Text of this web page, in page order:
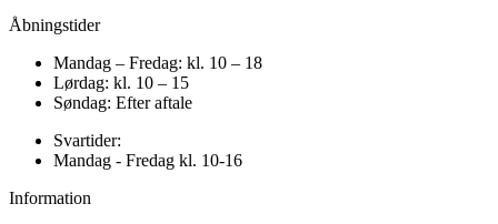
Åbningstider
Mandag – Fredag: kl. 10 – 18
Lørdag: kl. 10 – 15
Søndag: Efter aftale
Svartider:
Mandag - Fredag kl. 10-16
Information